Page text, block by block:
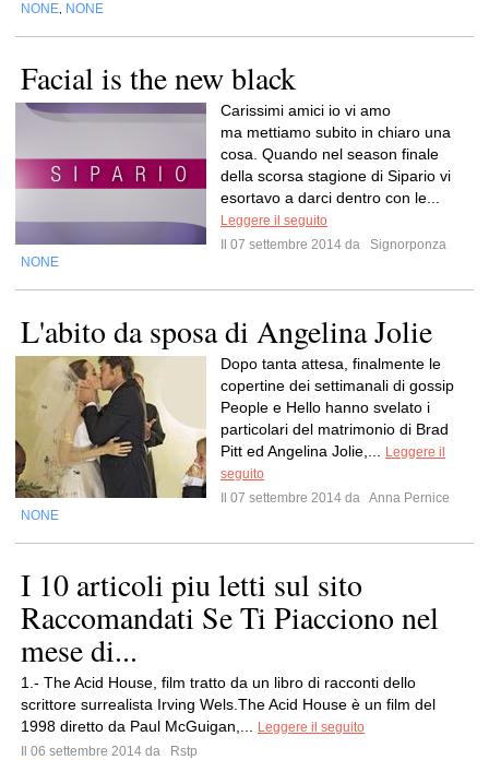
NONE NONE
Facial is the new black
Carissimi amici io vi amo
ma mettiamo subito in chiaro una
cosa. Quando nel season finale
della scorsa stagione di Sipario vi
esortavo a darci dentro con le...
Leggere il seguito
Il 07 settembre 2014 da
Signorponza
NONE
L'abito da sposa di Angelina Jolie
Dopo tanta attesa, finalmente le
copertine dei settimanali di gossip
People e Hello hanno svelato i
particolari del matrimonio di Brad
Pitt ed Angelina Jolie,...
Leggere il
seguito
Il 07 settembre 2014 da Anna Pernice
NONE
I 10 articoli piu letti sul sito
Raccomandati Se Ti Piacciono nel
mese di...
1.- The Acid House, film tratto da un libro di racconti dello
scrittore surrealista Irving Wels.The Acid House è un film del
1998 diretto da Paul McGuigan,...
Leggere il seguito
Il 06 settembre 2014 da
Rstp